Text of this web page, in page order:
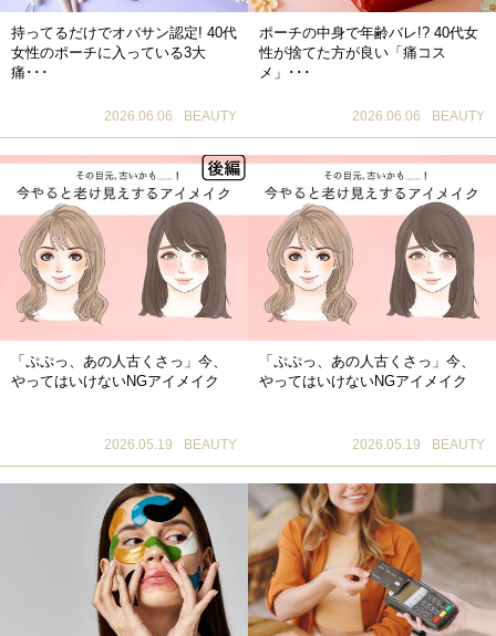
持ってるだけでオバサン認定! 40代
女性のポーチに入っている3大
痛･･･
2026.06.06 BEAUTY
ポーチの中身で年齢バレ!? 40代女
性が捨てた方が良い「痛コス
メ」･･･
2026.06.06 BEAUTY
「ぷぷっ、あの人古くさっ」今、
やってはいけないNGアイメイク
2026.05.19 BEAUTY
「ぷぷっ、あの人古くさっ」今、
やってはいけないNGアイメイク
2026.05.19 BEAUTY